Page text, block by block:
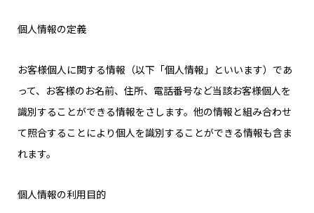
個人情報の定義
お客様個人に関する情報（以下「個人情報」といいます）であ
って、お客様のお名前、住所、電話番号など当該お客様個人を
識別することができる情報をさします。他の情報と組み合わせ
て照合することにより個人を識別することができる情報も含ま
れます。
個人情報の利用目的